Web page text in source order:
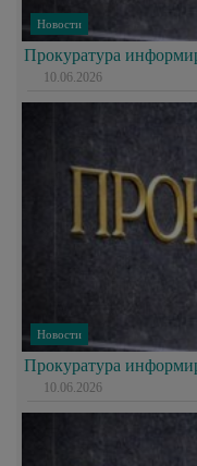
Новости
Прокуратура
10.06.2026
Новости
Прокуратура
10.06.2026